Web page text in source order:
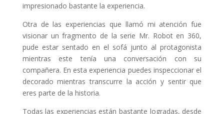
impresionado bastante la experiencia.
Otra de las experiencias que llamó mi atención fue
visionar un fragmento de la serie Mr. Robot en 360,
pude estar sentado en el sofá junto al protagonista
mientras este tenía una conversación con su
compañera. En esta experiencia puedes inspeccionar el
decorado mientras transcurre la acción y sentir que
eres parte de la historia.
Todas las experiencias están bastante logradas, desde